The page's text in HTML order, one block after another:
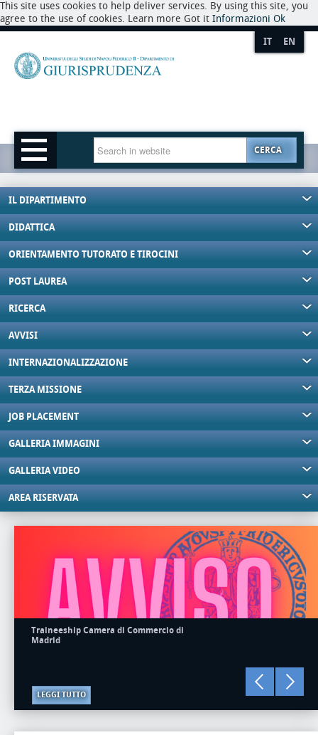
This site uses cookies to help deliver services. By using this site, you
agree to the use of cookies. Learn more Got it Informazioni Ok
IT EN
CERCA
IL DIPARTIMENTO
DIDATTICA
ORIENTAMENTO TUTORATO E TIROCINI
POST LAUREA
RICERCA
AVVISI
INTERNAZIONALIZZAZIONE
TERZA MISSIONE
JOB PLACEMENT
GALLERIA IMMAGINI
GALLERIA VIDEO
AREA RISERVATA
Traineeship Camera di Commercio di
Madrid
LEGGI TUTTO